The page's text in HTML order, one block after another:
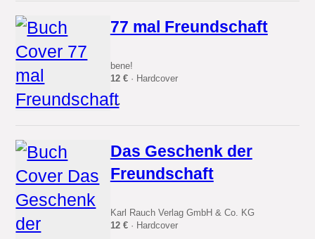
77 mal Freundschaft
bene!
12 €· Hardcover
...
Das Geschenk der
Freundschaft
Karl Rauch Verlag GmbH & Co. KG
12 €· Hardcover